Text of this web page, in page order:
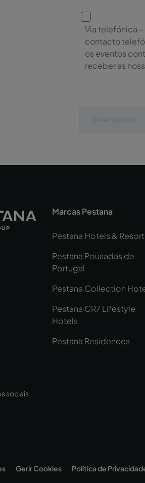
Via telefónica
contacto
os eventos
receber as
sociais
Marcas Pestana
Pestana Hotels &
Pestana Pousadas de
Portugal
Pestana Collection
Pestana CR7 Lifestyle
Hotels
Pestana Residences
Gerir Cookies Política de